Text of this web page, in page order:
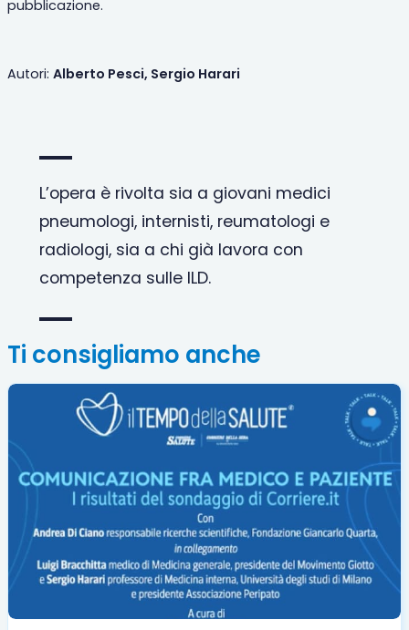
pubblicazione.
Autori: Alberto Pesci, Sergio Harari
L’opera è rivolta sia a giovani medici
pneumologi, internisti, reumatologi e
radiologi, sia a chi già lavora con
competenza sulle ILD.
Ti consigliamo anche